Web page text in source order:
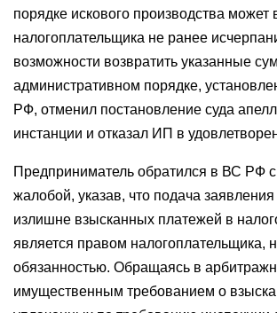
порядке искового производства может
налогоплательщика не ранее
возможности возвратить указанные
административном порядке,
РФ, отменил постановление суда
инстанции и отказал ИП в
Предприниматель обратился в ВС РФ с
жалобой, указав, что подача
излишне взысканных платежей в
является правом налогоплательщика,
обязанностью. Обращаясь в
имущественным требованием о